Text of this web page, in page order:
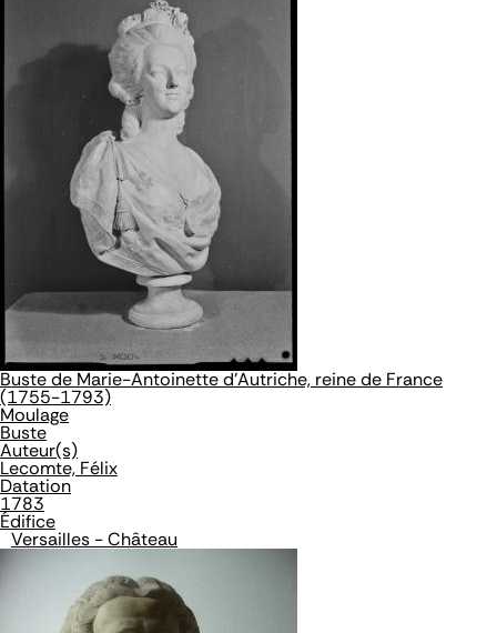
Buste de Marie-Antoinette d'Autriche, reine de France
(1755-1793)
Moulage
Buste
Auteur(s)
Lecomte, Félix
Datation
1783
Édifice
Versailles - Château